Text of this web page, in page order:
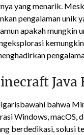
yang menarik.
pengalaman unik
apakah
bahwa
Windows, macOS,
berdedikasi, solusi